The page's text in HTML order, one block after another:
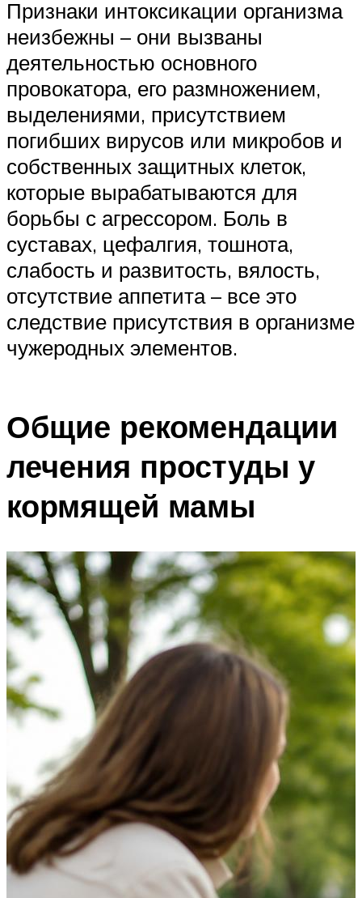
Признаки интоксикации организма
неизбежны – они вызваны
деятельностью основного
провокатора, его размножением,
выделениями, присутствием
погибших вирусов или микробов и
собственных защитных клеток,
которые вырабатываются для
борьбы с агрессором. Боль в
суставах, цефалгия, тошнота,
слабость и развитость, вялость,
отсутствие аппетита – все это
следствие присутствия в организме
чужеродных элементов.
Общие рекомендации
лечения простуды у
кормящей мамы